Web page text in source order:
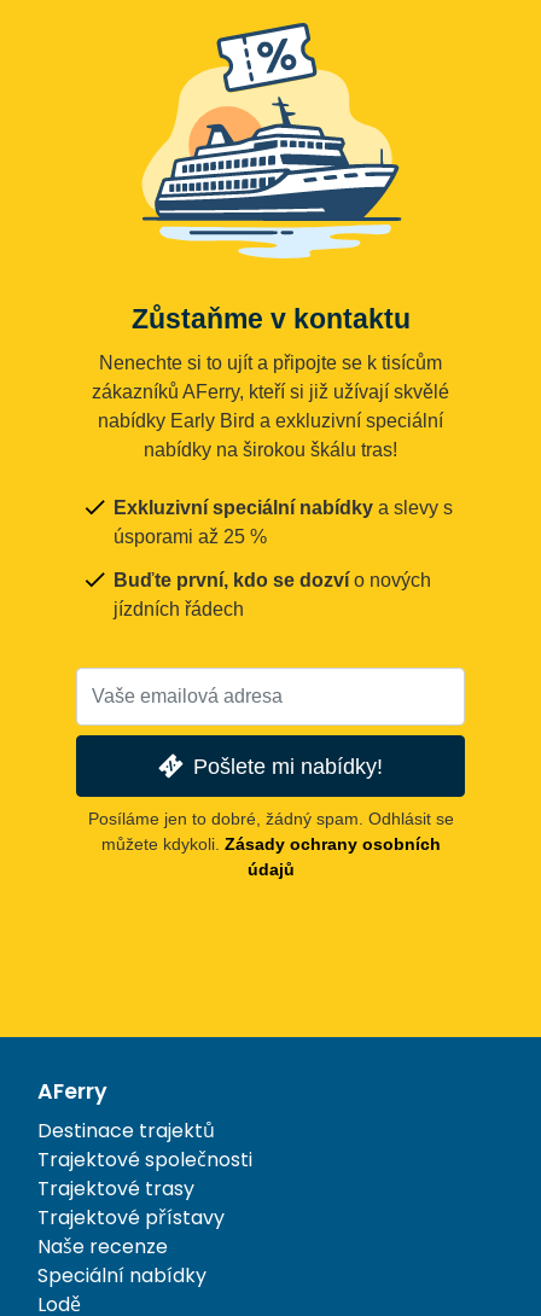
Zůstaňme v kontaktu
Nenechte si to ujít a připojte se k tisícům
zákazníků AFerry, kteří si již užívají skvělé
nabídky Early Bird a exkluzivní speciální
nabídky na širokou škálu tras!
Exkluzivní speciální nabídky a slevy s
úsporami až 25 %
Buďte první, kdo se dozví o nových
jízdních řádech
Pošlete mi nabídky!
Posíláme jen to dobré, žádný spam. Odhlásit se
můžete kdykoli. Zásady ochrany osobních
údajů
AFerry
Destinace trajektů
Trajektové společnosti
Trajektové trasy
Trajektové přístavy
Naše recenze
Speciální nabídky
Lodě